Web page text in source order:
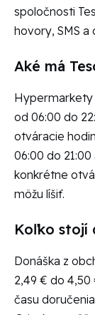
spoločnosti
hovory, SMS a
Aké má
Hypermarkety
od 06:00 do
otváracie
06:00 do
konkrétne
môžu líšiť.
Koľko stojí
Donáška z
2,49 € do
času